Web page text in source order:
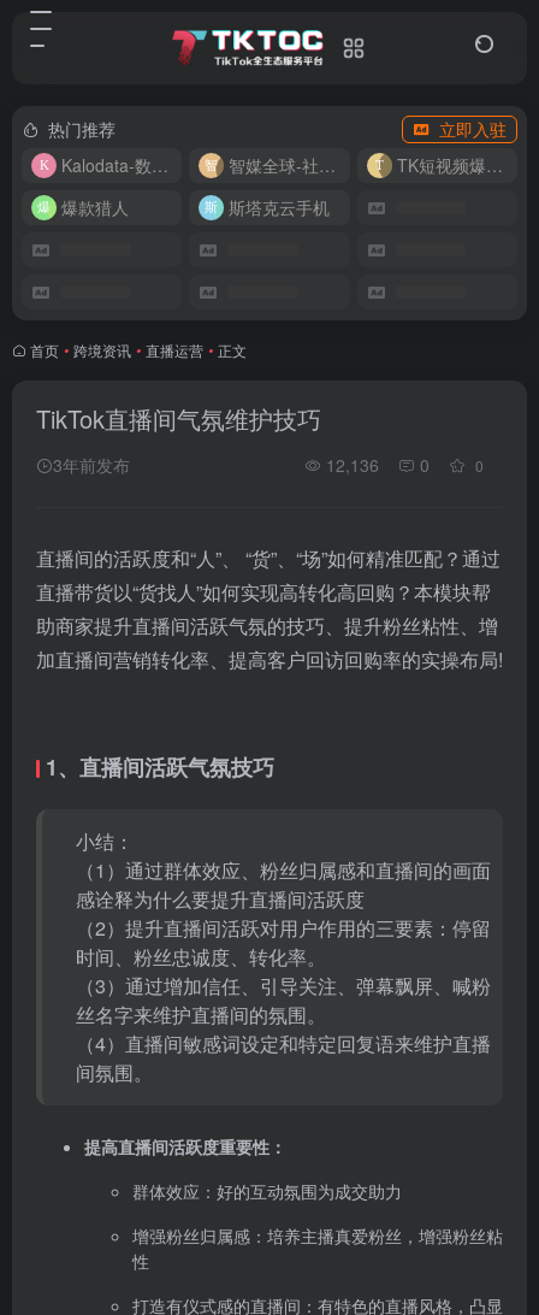
热门推荐
立即入驻
Kalodata-数据分析平台
智媒全球-社媒管理平台
TK短视频爆款复刻
爆款猎人
斯塔克云手机
首页 • 跨境资讯 • 直播运营 • 正文
TikTok直播间气氛维护技巧
3年前发布 12,136 0 0
直播间的活跃度和“人”、 “货”、“场”如何精准匹配？通过
直播带货以“货找人”如何实现高转化高回购？本模块帮
助商家提升直播间活跃气氛的技巧、提升粉丝粘性、增
加直播间营销转化率、提高客户回访回购率的实操布局!
1、直播间活跃气氛技巧
小结：
（1）通过群体效应、粉丝归属感和直播间的画面
感诠释为什么要提升直播间活跃度
（2）提升直播间活跃对用户作用的三要素：停留
时间、粉丝忠诚度、转化率。
（3）通过增加信任、引导关注、弹幕飘屏、喊粉
丝名字来维护直播间的氛围。
（4）直播间敏感词设定和特定回复语来维护直播
间氛围。
提高直播间活跃度重要性：
群体效应：好的互动氛围为成交助力
增强粉丝归属感：培养主播真爱粉丝，增强粉丝粘
性
打造有仪式感的直播间：有特色的直播风格，凸显